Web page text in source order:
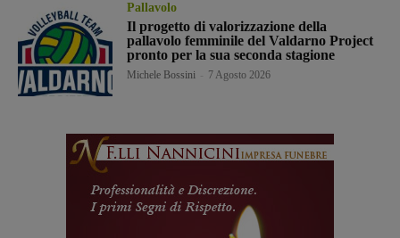
Pallavolo
Il progetto di valorizzazione della
pallavolo femminile del Valdarno Project
pronto per la sua seconda stagione
Michele Bossini 7 Agosto 2026